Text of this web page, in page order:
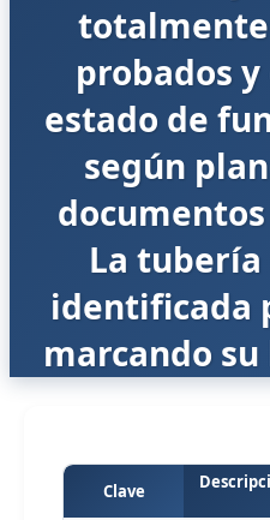
probados
estado de
según
La
identificada
marcando
Clave